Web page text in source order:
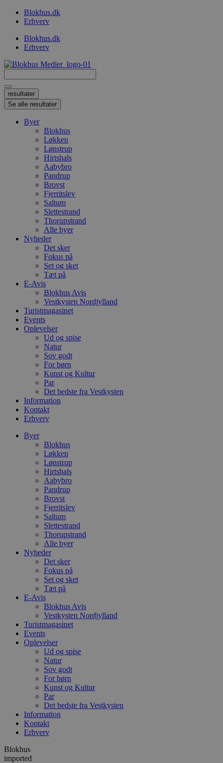
VidereBlokhus.dk
Erhverv
Blokhus.dk
Erhverv
...
resultater
Se alle resultater
Byer
Blokhus
Løkken
Lønstrup
Hirtshals
Aabybro
Pandrup
Brovst
Fjerritslev
Saltum
Slettestrand
Thorupstrand
Alle byer
Nyheder
Det sker
Fokus på
Set og sket
Tæt på
E-Avis
Blokhus Avis
Vestkysten Nordjylland
Turistmagasinet
Events
Oplevelser
Ud og spise
Natur
Sov godt
For børn
Kunst og Kultur
Par
Det bedste fra Vestkysten
Information
Kontakt
Erhverv
Byer
Blokhus
Løkken
Lønstrup
Hirtshals
Aabybro
Pandrup
Brovst
Fjerritslev
Saltum
Slettestrand
Thorupstrand
Alle byer
Nyheder
Det sker
Fokus på
Set og sket
Tæt på
E-Avis
Blokhus Avis
Vestkysten Nordjylland
Turistmagasinet
Events
Oplevelser
Ud og spise
Natur
Sov godt
For børn
Kunst og Kultur
Par
Det bedste fra Vestkysten
Information
Kontakt
Erhverv
Blokhus
imported